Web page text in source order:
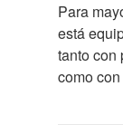
Para
está
tanto con
como